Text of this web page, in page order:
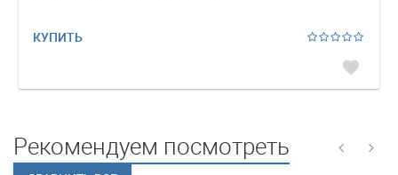
КУПИТЬ
favorite
Рекомендуем посмотреть